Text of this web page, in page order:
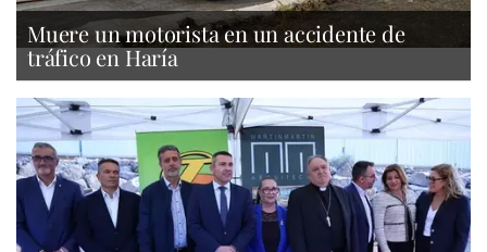
Muere un motorista en un accidente de
tráfico en Haría